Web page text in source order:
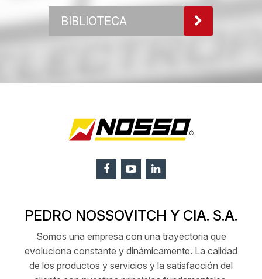
BIBLIOTECA
PEDRO NOSSOVITCH Y CIA. S.A.
Somos una empresa con una trayectoria que
evoluciona constante y dinámicamente. La calidad
de los productos y servicios y la satisfacción del